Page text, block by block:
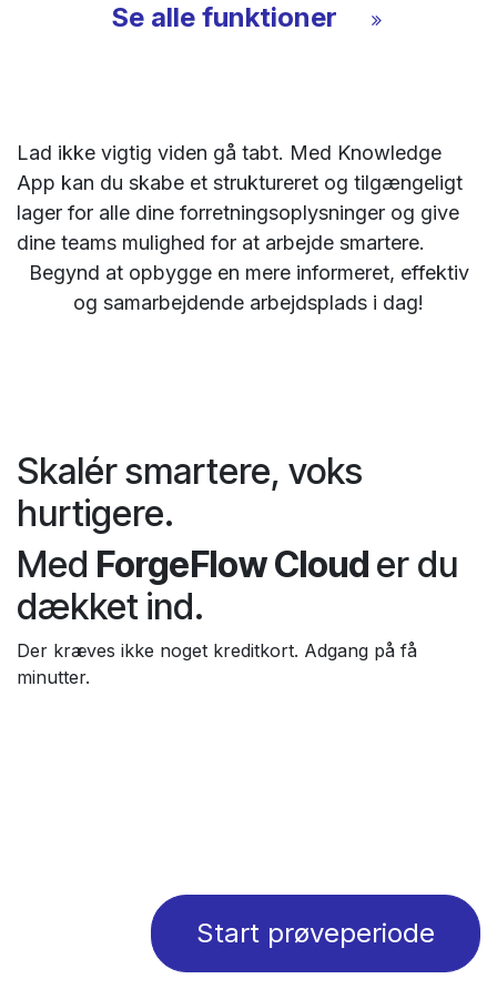
Se alle funktioner
Lad ikke vigtig viden gå tabt. Med Knowledge
App kan du skabe et struktureret og tilgængeligt
lager for alle dine forretningsoplysninger og give
dine teams mulighed for at arbejde smartere.
Begynd at opbygge en mere informeret, effektiv
og samarbejdende arbejdsplads i dag!
Skalér smartere, voks
hurtigere.
Med ForgeFlow Cloud er du
dækket ind.
Der kræves ikke noget kreditkort. Adgang på få
minutter.
Start prøveperiode